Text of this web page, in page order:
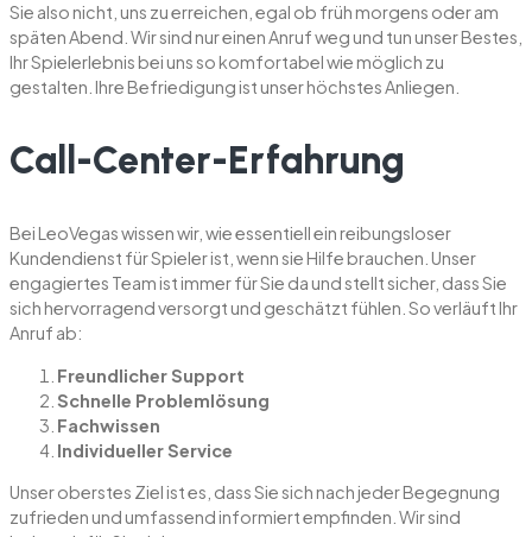
Sie also nicht, uns zu erreichen, egal ob früh morgens oder am
späten Abend. Wir sind nur einen Anruf weg und tun unser Bestes,
Ihr Spielerlebnis bei uns so komfortabel wie möglich zu
gestalten. Ihre Befriedigung ist unser höchstes Anliegen.
Call-Center-Erfahrung
Bei LeoVegas wissen wir, wie essentiell ein reibungsloser
Kundendienst für Spieler ist, wenn sie Hilfe brauchen. Unser
engagiertes Team ist immer für Sie da und stellt sicher, dass Sie
sich hervorragend versorgt und geschätzt fühlen. So verläuft Ihr
Anruf ab:
Freundlicher Support
Schnelle Problemlösung
Fachwissen
Individueller Service
Unser oberstes Ziel ist es, dass Sie sich nach jeder Begegnung
zufrieden und umfassend informiert empfinden. Wir sind